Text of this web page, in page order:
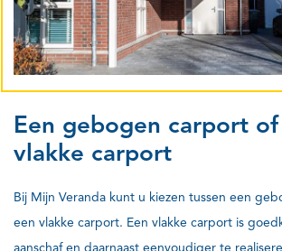
Een gebogen carport
vlakke carport
Bij Mijn Veranda kunt u kiezen tussen een
een vlakke carport. Een vlakke carport is